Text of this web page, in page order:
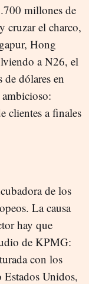
millones de
cruzar el charco,
Hong
a N26, el
dólares en
clientes a finales
de los
La causa
hay que
de KPMG:
con los
Estados Unidos,